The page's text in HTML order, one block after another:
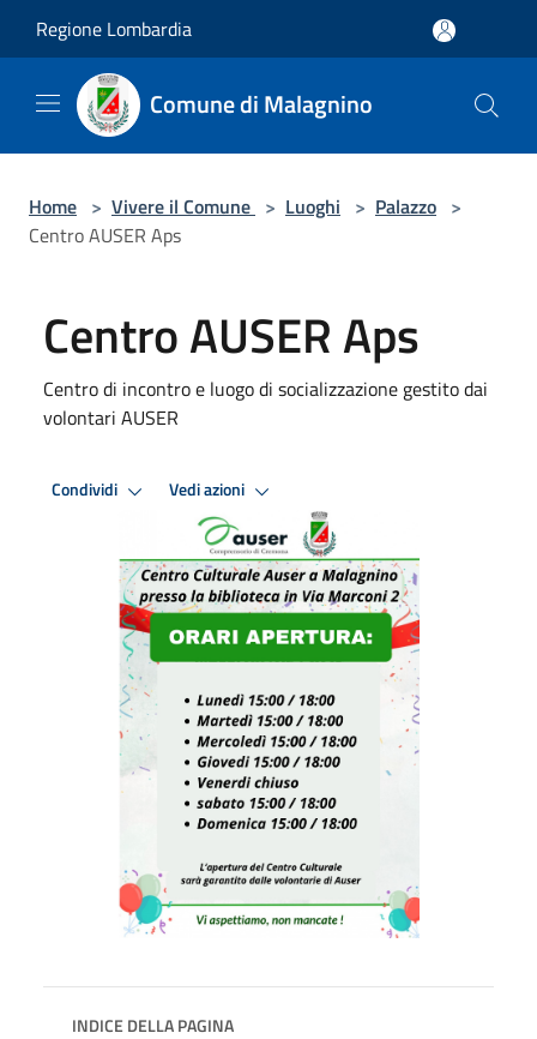
Regione Lombardia
Comune di Malagnino
Home > Vivere il Comune > Luoghi > Palazzo >
Centro AUSER Aps
Centro AUSER Aps
Centro di incontro e luogo di socializzazione gestito dai
volontari AUSER
Condividi Vedi azioni
INDICE DELLA PAGINA